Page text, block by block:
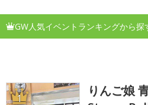
GW人気イベントランキングから探
1
りんご娘